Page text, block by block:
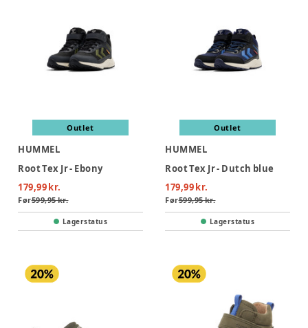
Outlet
HUMMEL
Root Tex Jr - Ebony
179,99 kr.
Før599,95 kr.
Lagerstatus
Outlet
HUMMEL
Root Tex Jr - Dutch blue
179,99 kr.
Før599,95 kr.
Lagerstatus